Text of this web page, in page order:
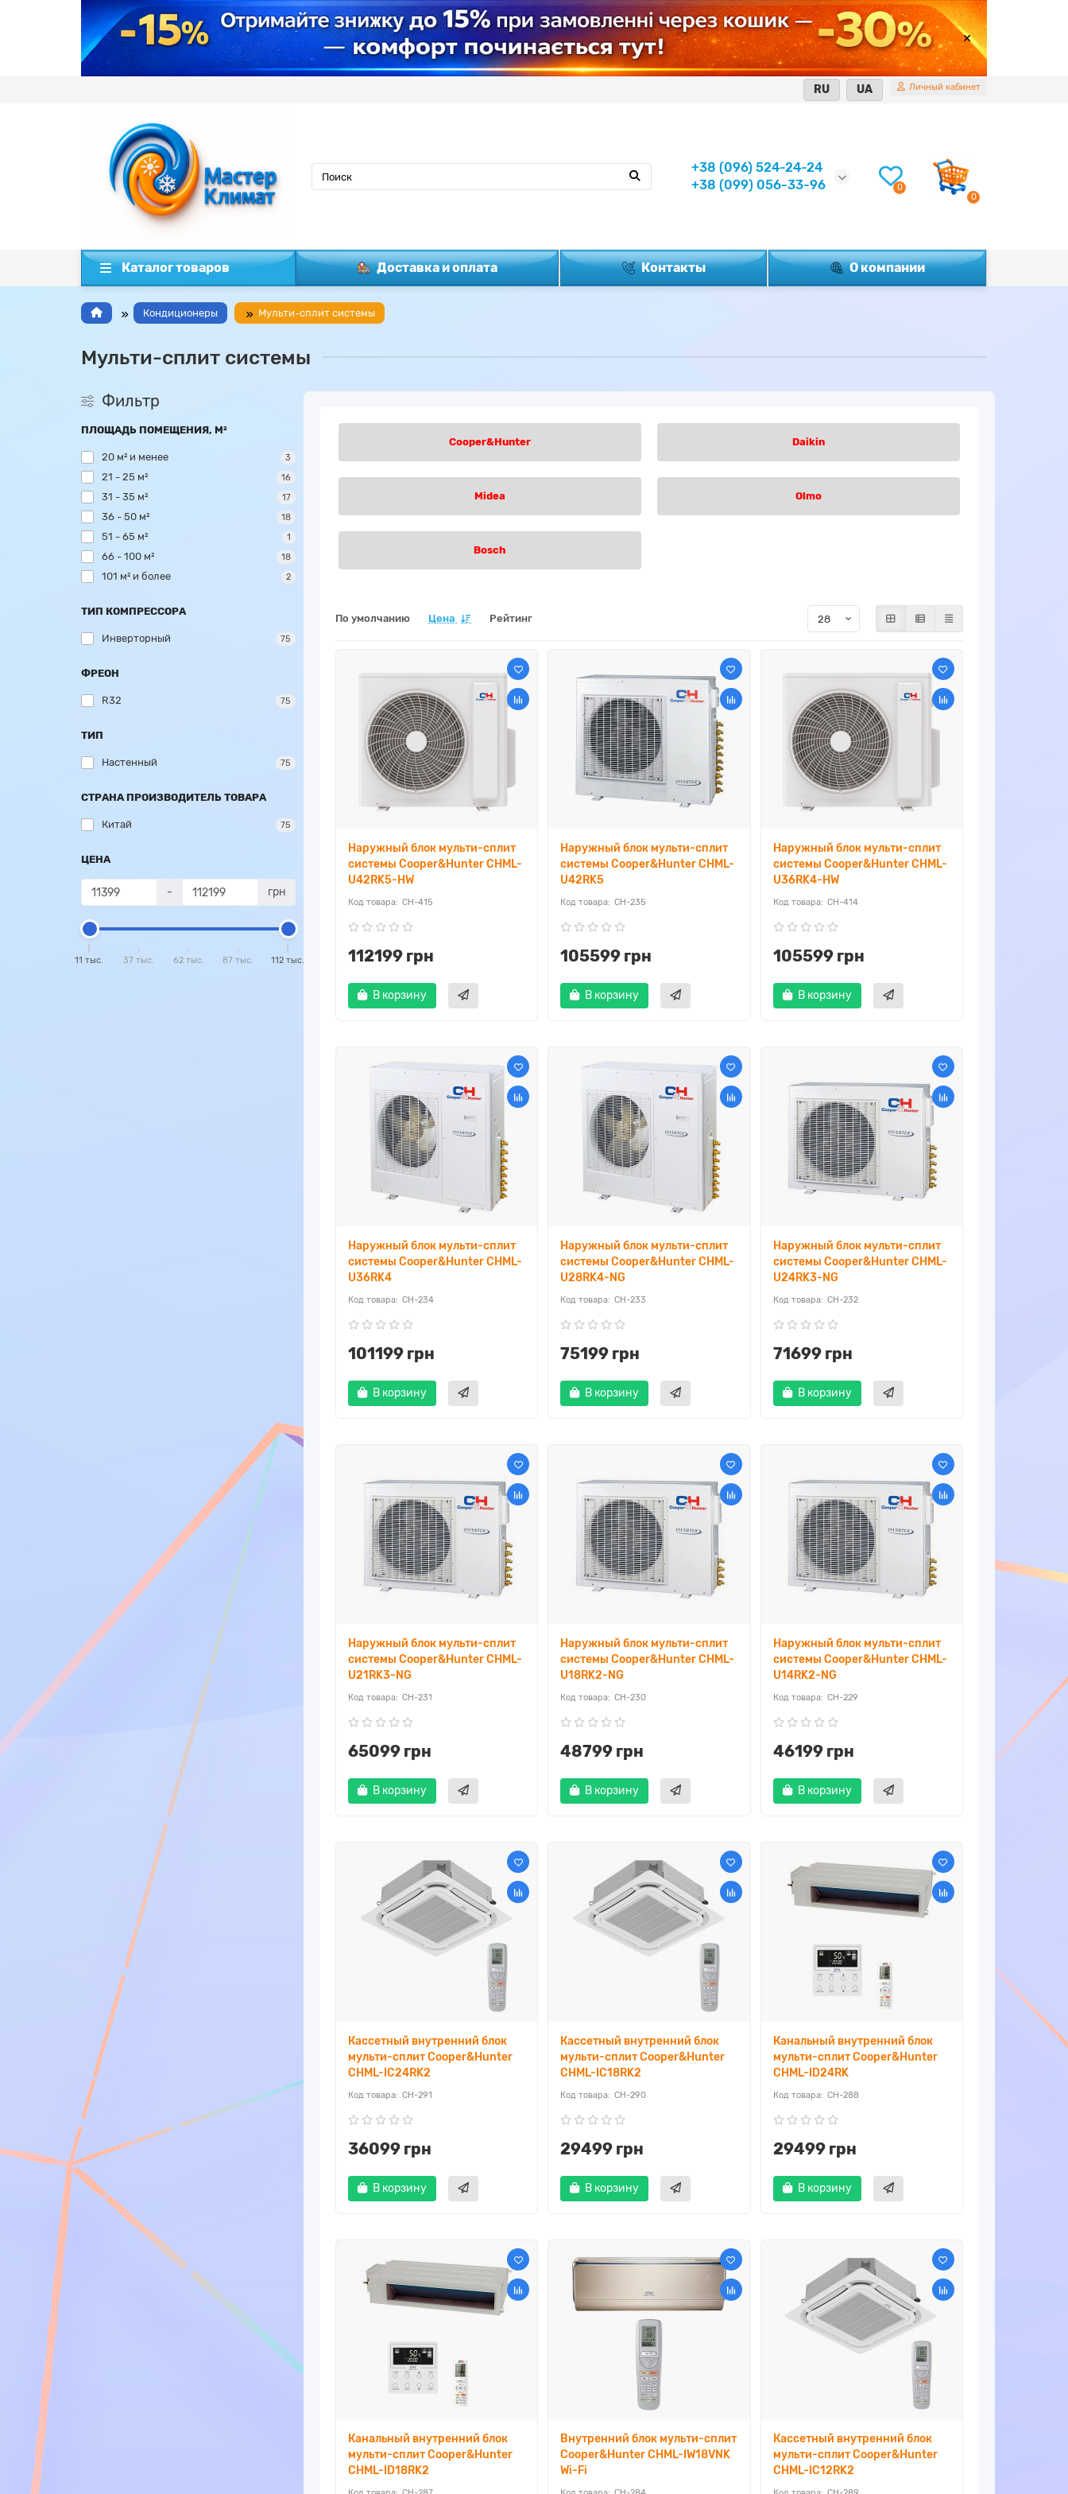
RU UA Личный кабинет
+38 (096) 524-24-24
+38 (099) 056-33-96
0
0
Каталог товаров Доставка и оплата Контакты О компании
Кондиционеры Мульти-сплит системы
Мульти-сплит системы
Фильтр
ПЛОЩАДЬ ПОМЕЩЕНИЯ, М²
20 м² и менее 3
21 - 25 м² 16
31 - 35 м² 17
36 - 50 м² 18
51 - 65 м² 1
66 - 100 м² 18
101 м² и более 2
ТИП КОМПРЕССОРА
Инверторный 75
ФРЕОН
R32 75
ТИП
Настенный 75
СТРАНА ПРОИЗВОДИТЕЛЬ ТОВАРА
Китай 75
ЦЕНА
- грн
11 тыс. 37 тыс. 62 тыс. 87 тыс. 112 тыс.
Cooper&Hunter Daikin
Midea Olmo
Bosch
По умолчанию Цена Рейтинг
Наружный блок мульти-сплит
системы Cooper&Hunter CHML-
U42RK5-HW
CH-415
112199 грн
В корзину
Наружный блок мульти-сплит
системы Cooper&Hunter CHML-
U42RK5
CH-235
105599 грн
В корзину
Наружный блок мульти-сплит
системы Cooper&Hunter CHML-
U36RK4-HW
CH-414
105599 грн
В корзину
Наружный блок мульти-сплит
системы Cooper&Hunter CHML-
U36RK4
CH-234
101199 грн
В корзину
Наружный блок мульти-сплит
системы Cooper&Hunter CHML-
U28RK4-NG
CH-233
75199 грн
В корзину
Наружный блок мульти-сплит
системы Cooper&Hunter CHML-
U24RK3-NG
CH-232
71699 грн
В корзину
Наружный блок мульти-сплит
системы Cooper&Hunter CHML-
U21RK3-NG
CH-231
65099 грн
В корзину
Наружный блок мульти-сплит
системы Cooper&Hunter CHML-
U18RK2-NG
CH-230
48799 грн
В корзину
Наружный блок мульти-сплит
системы Cooper&Hunter CHML-
U14RK2-NG
CH-229
46199 грн
В корзину
Кассетный внутренний блок
мульти-сплит Cooper&Hunter
CHML-IC24RK2
CH-291
36099 грн
В корзину
Кассетный внутренний блок
мульти-сплит Cooper&Hunter
CHML-IC18RK2
CH-290
29499 грн
В корзину
Канальный внутренний блок
мульти-сплит Cooper&Hunter
CHML-ID24RK
CH-288
29499 грн
В корзину
Канальный внутренний блок
мульти-сплит Cooper&Hunter
CHML-ID18RK2
Внутренний блок мульти-сплит
Cooper&Hunter CHML-IW18VNK
Wi-Fi
Кассетный внутренний блок
мульти-сплит Cooper&Hunter
CHML-IC12RK2